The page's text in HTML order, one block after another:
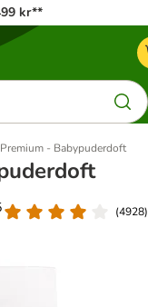
kr**
- Babypuderdoft
(4928)